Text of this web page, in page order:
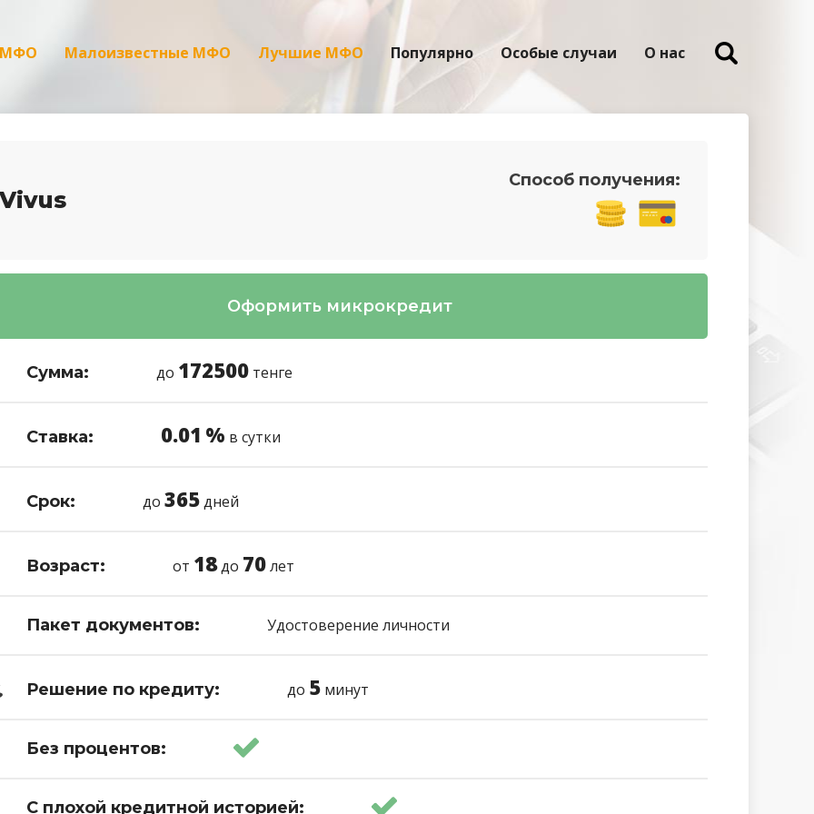
МФО Малоизвестные МФО Лучшие МФО Популярно Особые случаи О нас
Vivus
Способ получения:
Оформить микрокредит
Сумма: до 172500 тенге
Ставка: 0.01 % в сутки
Срок: до 365дней
Возраст: от 18до 70лет
Пакет документов: Удостоверение личности
Решение по кредиту: до 5 минут
Без процентов:
С плохой кредитной историей: